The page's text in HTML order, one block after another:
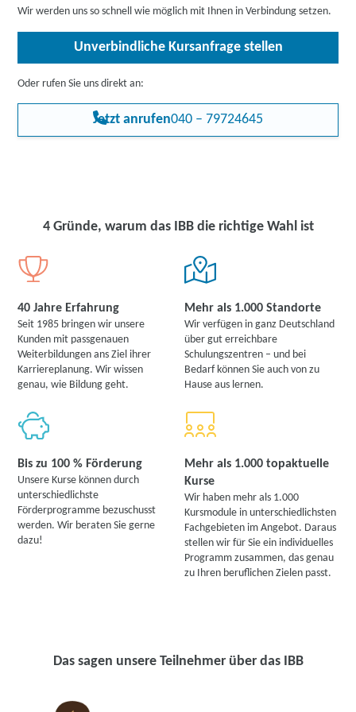
Wir werden uns so schnell wie möglich mit Ihnen in Verbindung setzen.
Unverbindliche Kursanfrage stellen
Oder rufen Sie uns direkt an:
Jetzt anrufen040 – 79724645
4 Gründe, warum das IBB die richtige Wahl ist
40 Jahre Erfahrung
Seit 1985 bringen wir unsere
Kunden mit passgenauen
Weiterbildungen ans Ziel ihrer
Karriereplanung. Wir wissen
genau, wie Bildung geht.
Mehr als 1.000 Standorte
Wir verfügen in ganz Deutschland
über gut erreichbare
Schulungszentren – und bei
Bedarf können Sie auch von zu
Hause aus lernen.
Bis zu 100 % Förderung
Unsere Kurse können durch
unterschiedlichste
Förderprogramme bezuschusst
werden. Wir beraten Sie gerne
dazu!
Mehr als 1.000 topaktuelle
Kurse
Wir haben mehr als 1.000
Kursmodule in unterschiedlichsten
Fachgebieten im Angebot. Daraus
stellen wir für Sie ein individuelles
Programm zusammen, das genau
zu Ihren beruflichen Zielen passt.
Das sagen unsere Teilnehmer über das IBB